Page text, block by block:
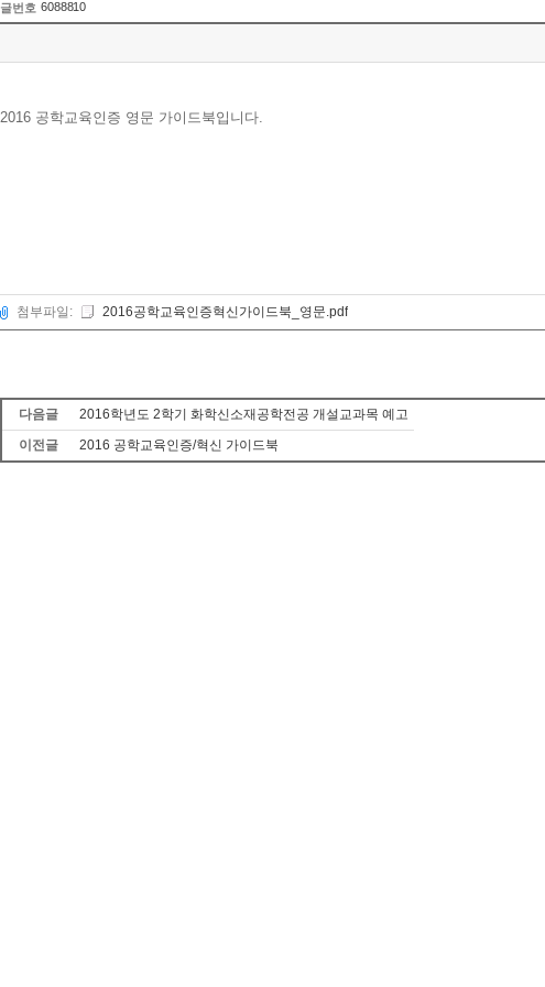
글번호 6088810
2016 공학교육인증 영문 가이드북입니다.
첨부파일: 2016공학교육인증혁신가이드북_영문.pdf
다음글
2016학년도 2학기 화학신소재공학전공 개설교과목 예고
이전글
2016 공학교육인증/혁신 가이드북